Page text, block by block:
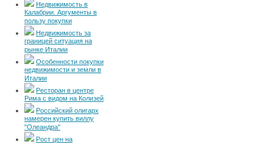
Недвижимость в
Калабрии. Аргументы в
пользу покупки
Недвижимость за
границей ситуация на
рынке Италии
Особенности покупки
недвижимости и земли в
Италии
Ресторан в центре
Рима с видом на Колизей
Российский олигарх
намерен купить виллу
"Олеандра"
Рост цен на